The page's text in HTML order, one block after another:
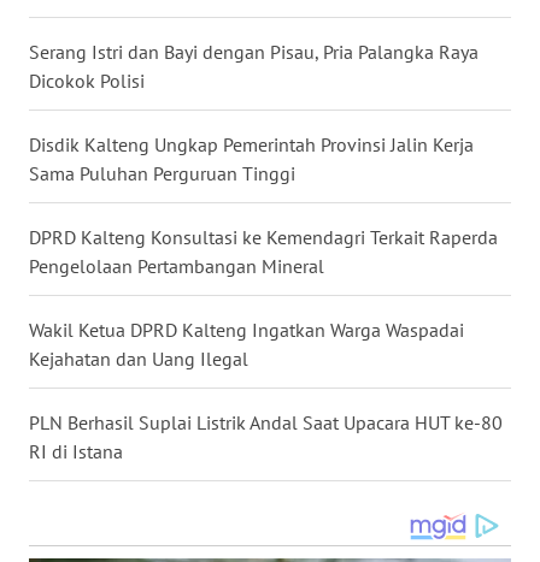
Serang Istri dan Bayi dengan Pisau, Pria Palangka Raya
Dicokok Polisi
Disdik Kalteng Ungkap Pemerintah Provinsi Jalin Kerja
Sama Puluhan Perguruan Tinggi
DPRD Kalteng Konsultasi ke Kemendagri Terkait Raperda
Pengelolaan Pertambangan Mineral
Wakil Ketua DPRD Kalteng Ingatkan Warga Waspadai
Kejahatan dan Uang Ilegal
PLN Berhasil Suplai Listrik Andal Saat Upacara HUT ke-80
RI di Istana
WN
KALTARA
WN
KALSEL
WN
KALTIM
WN
SULSEL
WN
GORONTALO
SULUT